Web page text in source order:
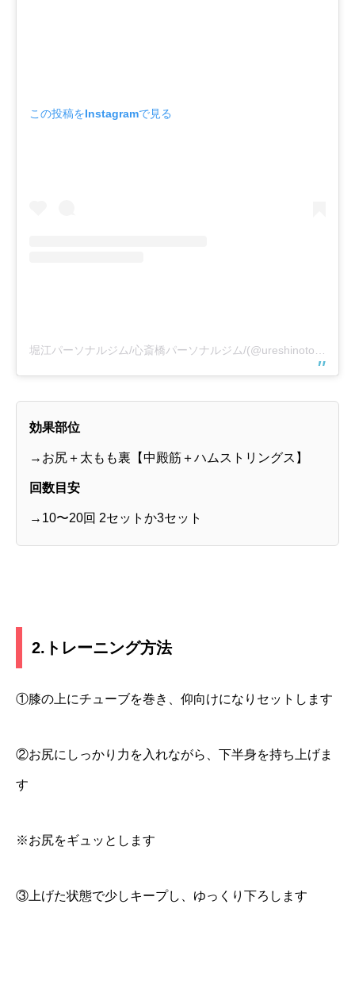
この投稿をInstagramで見る
効果部位
→お尻＋太もも裏【中殿筋＋ハムストリングス】
回数目安
→10〜20回 2セットか3セット
2.トレーニング方法
①膝の上にチューブを巻き、仰向けになりセットします
②お尻にしっかり力を入れながら、下半身を持ち上げま
す
※お尻をギュッとします
③上げた状態で少しキープし、ゆっくり下ろします